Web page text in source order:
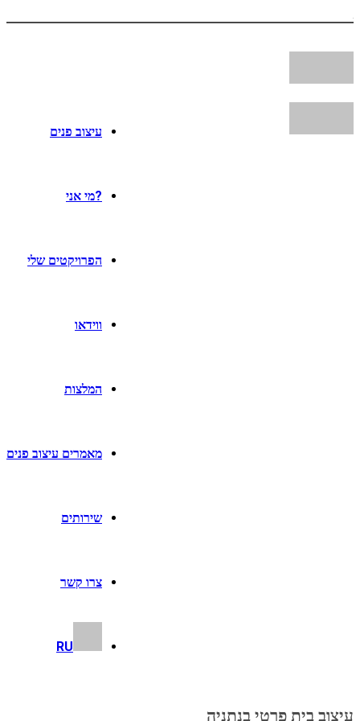
עיצוב פנים
?מי אני
הפרויקטים שלי
ווידאו
המלצות
מאמרים עיצוב פנים
שירותים
צרו קשר
RU
עיצוב בית פרטי בנתניה